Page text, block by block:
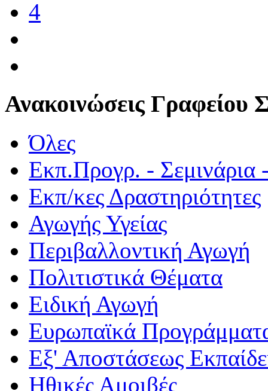
4
Ανακοινώσεις Γραφείου
Όλες
Εκπ.Προγρ. - Σεμινάρια
Εκπ/κες Δραστηριότητες
Αγωγής Υγείας
Περιβαλλοντική Αγωγή
Πολιτιστικά Θέματα
Ειδική Αγωγή
Ευρωπαϊκά
Εξ' Αποστάσεως
Ηθικές Αμοιβές